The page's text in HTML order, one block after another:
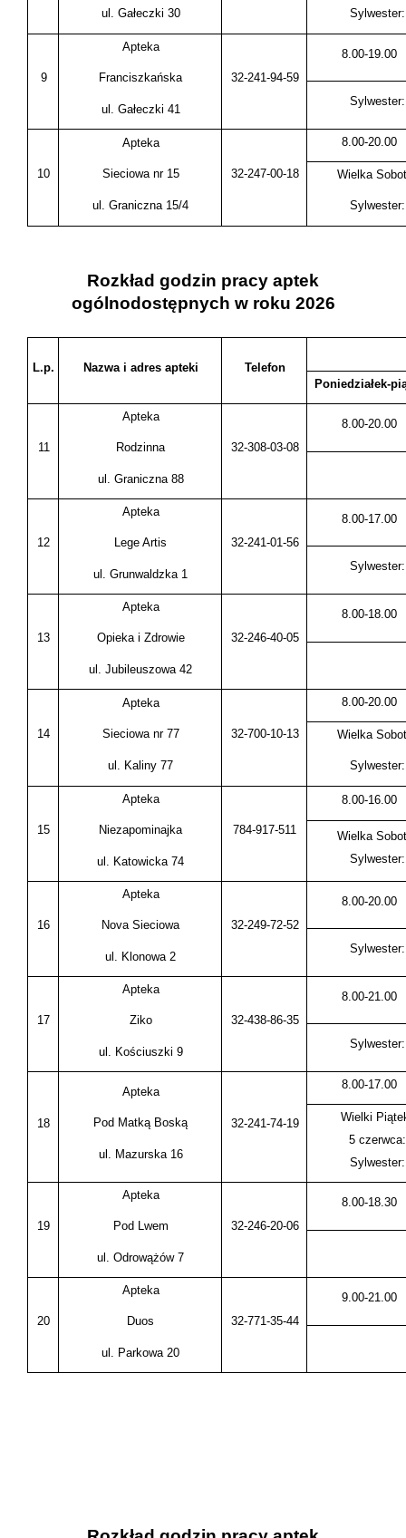
ul. Gałeczki 30
9
Apteka
Franciszkańska
ul. Gałeczki 41
32-241-94-59
8.00-19.00
10
Apteka
Sieciowa nr 15
ul. Graniczna 15/4
32-247-00-18
8.00-20.00
Wielka
Rozkład godzin pracy aptek
ogólnodostępnych w roku 2026
L.p. Nazwa i adres apteki
Telefon
Poniedziałek-
11
Apteka
Rodzinna
ul. Graniczna 88
32-308-03-08
8.00-20.00
12
Apteka
Lege Artis
ul. Grunwaldzka 1
32-241-01-56
8.00-17.00
13
Apteka
Opieka i Zdrowie
ul. Jubileuszowa 42
32-246-40-05
8.00-18.00
14
Apteka
Sieciowa nr 77
ul. Kaliny 77
32-700-10-13
8.00-20.00
Wielka
15
Apteka
Niezapominajka
ul. Katowicka 74
784-917-511
8.00-16.00
Wielka
16
Apteka
Nova Sieciowa
ul. Klonowa 2
32-249-72-52
8.00-20.00
17
Apteka
Ziko
ul. Kościuszki 9
32-438-86-35
8.00-21.00
18
Apteka
Pod Matką Boską
ul. Mazurska 16
32-241-74-19
8.00-17.00
Wielki
5
19
Apteka
Pod Lwem
ul. Odrowążów 7
32-246-20-06
8.00-18.30
20
Apteka
Duos
ul. Parkowa 20
32-771-35-44
9.00-21.00